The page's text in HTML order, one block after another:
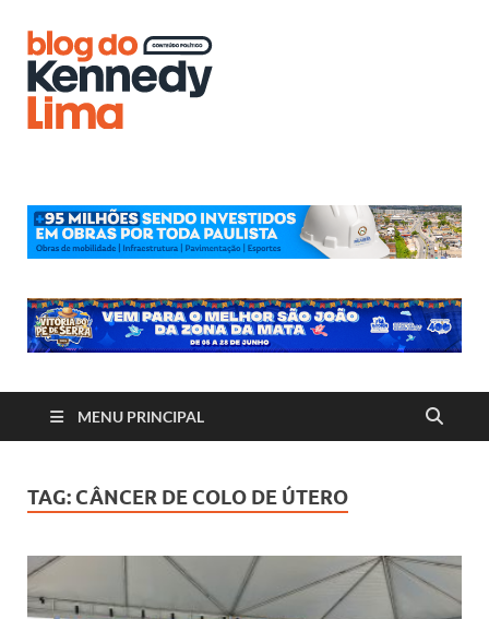
MENU PRINCIPAL
TAG: CÂNCER DE COLO DE ÚTERO